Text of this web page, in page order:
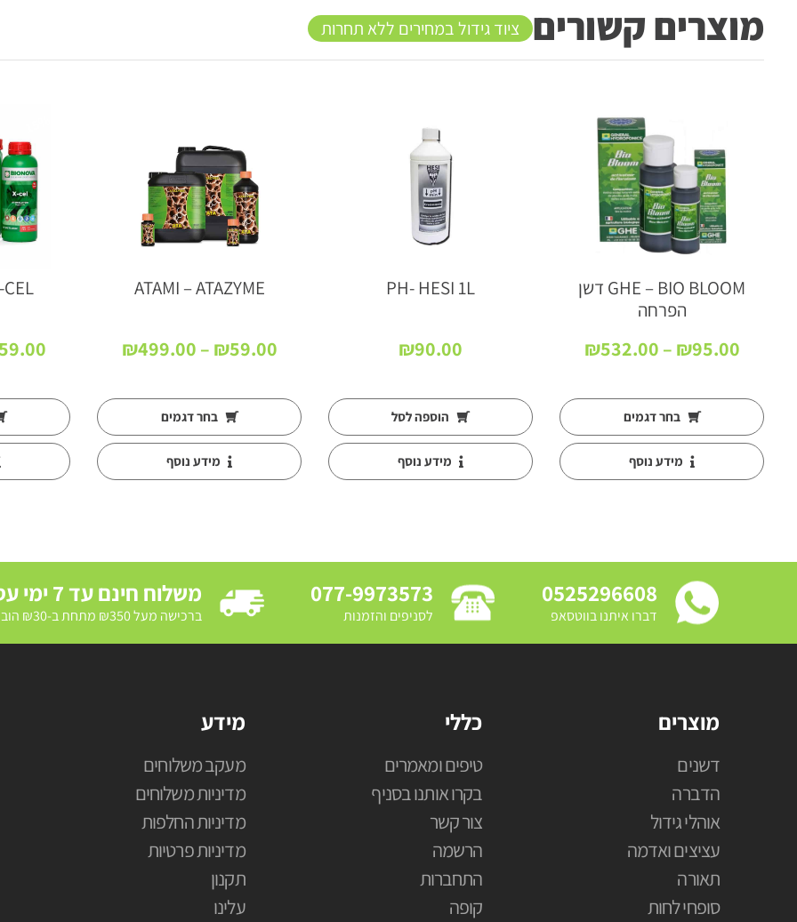
מוצרים קשורים ציוד גידול במחירים ללא תחרות
GHE – BIO BLOOM דשן
הפרחה
₪95.00
–
₪532.00
עד בחר דגמים
מידע נוסף
PH- HESI 1L
₪90.00
הוספה לסל
מידע נוסף
ATAMI – ATAZYME
₪59.00
–
₪499.00
עד בחר דגמים
מידע נוסף
0525296608
דברו איתנו בווטסאפ
077-9973573
לסניפים והזמנות
משלוח חינם עד 7 ימי עסקים
ברכישה מעל ₪350 מתחת ב-₪30 הובלת מדרכה ב₪250
מוצרים
דשנים
הדברה
אוהלי גידול
עציצים ואדמה
תאורה
סופחי לחות
כללי
טיפים ומאמרים
בקרו אותנו בסניף
צור קשר
הרשמה
התחברות
קופה
מידע
מעקב משלוחים
מדיניות משלוחים
מדיניות החלפות
מדיניות פרטיות
תקנון
עלינו